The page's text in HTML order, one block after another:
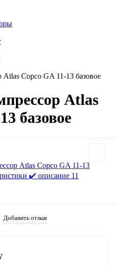
Copco GA 11-13 базовое
Atlas
базовое
Добавить отзыв